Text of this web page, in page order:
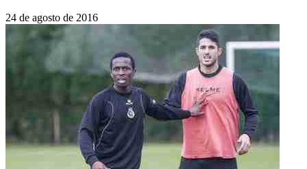
24 de agosto de 2016